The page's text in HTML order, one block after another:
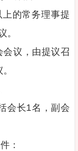
的常务理事提
。
议，由提议召
会长1名，副会
：